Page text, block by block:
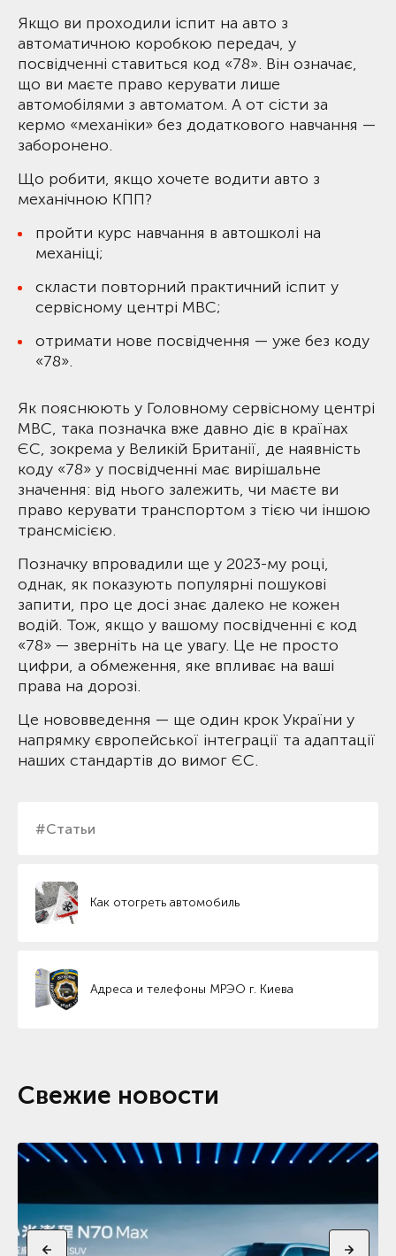
#Статьи
Как отогреть автомобиль
Адреса и телефоны МРЭО г. Киева
Якщо ви проходили іспит на авто з
автоматичною коробкою передач, у
посвідченні ставиться код «78». Він означає,
що ви маєте право керувати лише
автомобілями з автоматом. А от сісти за
кермо «механіки» без додаткового навчання —
заборонено.
Що робити, якщо хочете водити авто з
механічною КПП?
пройти курс навчання в автошколі на
механіці;
скласти повторний практичний іспит у
сервісному центрі МВС;
отримати нове посвідчення — уже без коду
«78».
Як пояснюють у Головному сервісному центрі
МВС, така позначка вже давно діє в країнах
ЄС, зокрема у Великій Британії, де наявність
коду «78» у посвідченні має вирішальне
значення: від нього залежить, чи маєте ви
право керувати транспортом з тією чи іншою
трансмісією.
Позначку впровадили ще у 2023-му році,
однак, як показують популярні пошукові
запити, про це досі знає далеко не кожен
водій. Тож, якщо у вашому посвідченні є код
«78» — зверніть на це увагу. Це не просто
цифри, а обмеження, яке впливає на ваші
права на дорозі.
Це нововведення — ще один крок України у
напрямку європейської інтеграції та адаптації
наших стандартів до вимог ЄС.
Свежие новости